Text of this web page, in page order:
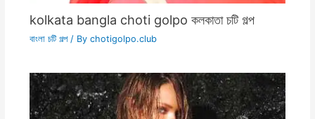
kolkata bangla choti golpo কলকাতা চটি গল্প
বাংলা চটি গল্প/ By chotigolpo.club